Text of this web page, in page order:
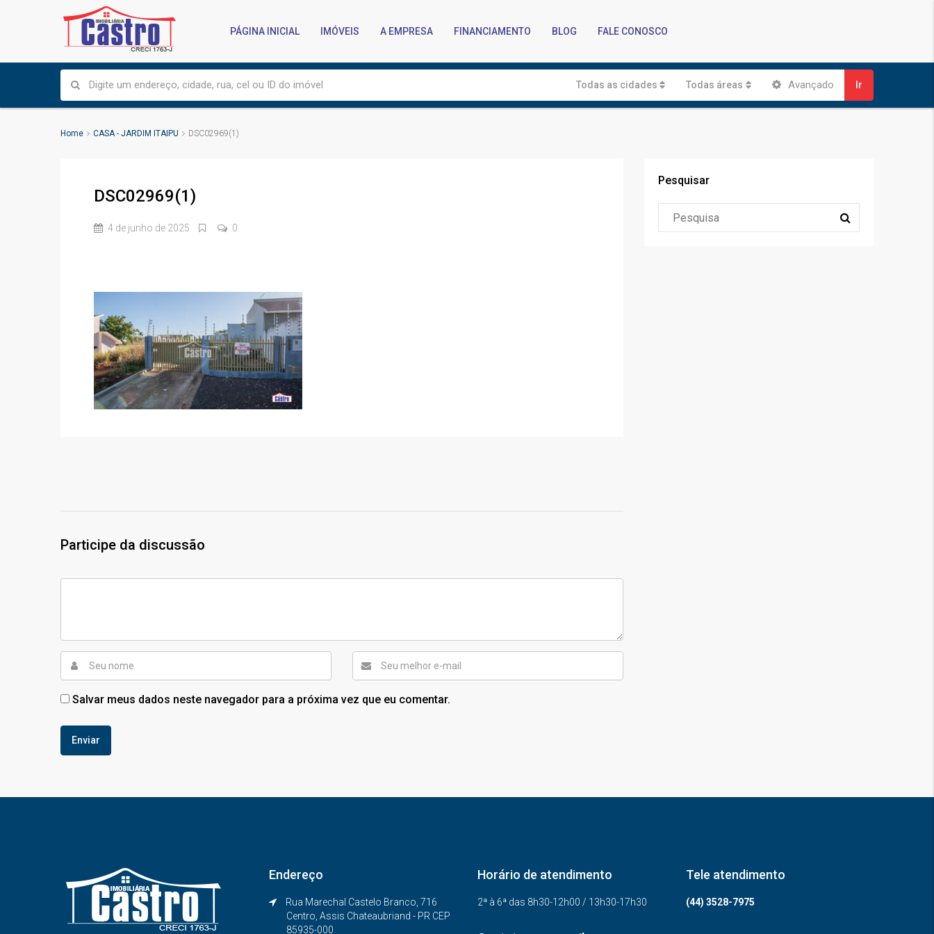
PÁGINA INICIAL IMÓVEIS A EMPRESA FINANCIAMENTO BLOG FALE CONOSCO
Todas as cidades Todas áreas Avançado Ir
Home CASA - JARDIM ITAIPU DSC02969(1)
DSC02969(1)
4 de junho de 2025 0
Participe da discussão
Salvar meus dados neste navegador para a próxima vez que eu comentar.
Pesquisar
Endereço
Rua Marechal Castelo Branco, 716
Centro, Assis Chateaubriand - PR CEP
85935-000
Horário de atendimento
2ª à 6ª das 8h30-12h00 / 13h30-17h30
Tele atendimento
(44) 3528-7975